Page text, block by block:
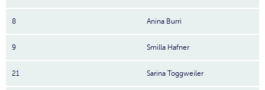
8 Anina Burri
9 Smilla Hafner
21 Sarina Toggweiler